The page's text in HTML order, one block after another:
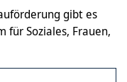
gibt es
für Soziales, Frauen,